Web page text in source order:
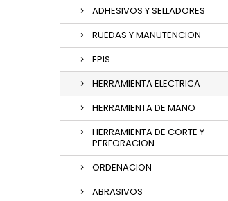
ADHESIVOS Y SELLADORES
RUEDAS Y MANUTENCION
EPIS
HERRAMIENTA ELECTRICA
HERRAMIENTA DE MANO
HERRAMIENTA DE CORTE Y
PERFORACION
ORDENACION
ABRASIVOS